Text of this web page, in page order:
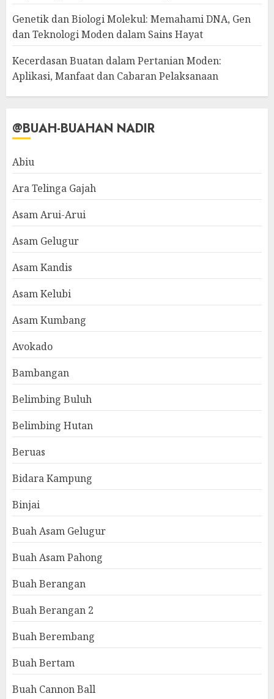
Genetik dan Biologi Molekul: Memahami DNA, Gen
dan Teknologi Moden dalam Sains Hayat
Kecerdasan Buatan dalam Pertanian Moden:
Aplikasi, Manfaat dan Cabaran Pelaksanaan
@BUAH-BUAHAN NADIR
Abiu
Ara Telinga Gajah
Asam Arui-Arui
Asam Gelugur
Asam Kandis
Asam Kelubi
Asam Kumbang
Avokado
Bambangan
Belimbing Buluh
Belimbing Hutan
Beruas
Bidara Kampung
Binjai
Buah Asam Gelugur
Buah Asam Pahong
Buah Berangan
Buah Berangan 2
Buah Berembang
Buah Bertam
Buah Cannon Ball